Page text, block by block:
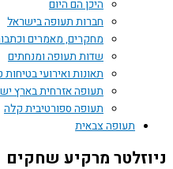
היכן הם היום
חברות תעופה בישראל
מחקרים, מאמרים וכתבות
שדות תעופה ומנחתים
תאונות ואירועי בטיחות טיסה
תעופה אזרחית בארץ ישראל
תעופה ספורטיבית קלה
תעופה צבאית
מרקיע שחקים